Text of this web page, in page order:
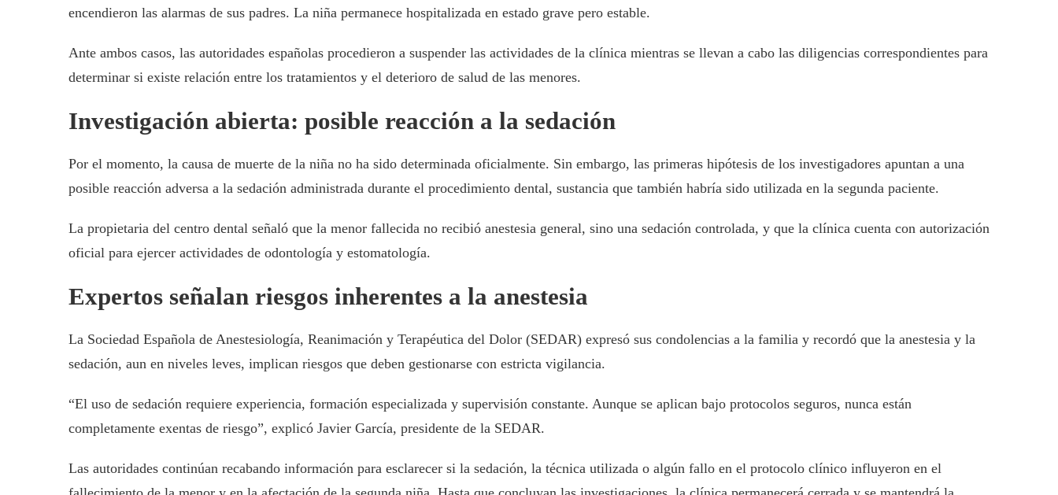
encendieron las alarmas de sus padres. La niña permanece hospitalizada en estado grave pero estable.
Ante ambos casos, las autoridades españolas procedieron a suspender las actividades de la clínica mientras se llevan a cabo las diligencias correspondientes para
determinar si existe relación entre los tratamientos y el deterioro de salud de las menores.
Investigación abierta: posible reacción a la sedación
Por el momento, la causa de muerte de la niña no ha sido determinada oficialmente. Sin embargo, las primeras hipótesis de los investigadores apuntan a una
posible reacción adversa a la sedación administrada durante el procedimiento dental, sustancia que también habría sido utilizada en la segunda paciente.
La propietaria del centro dental señaló que la menor fallecida no recibió anestesia general, sino una sedación controlada, y que la clínica cuenta con autorización
oficial para ejercer actividades de odontología y estomatología.
Expertos señalan riesgos inherentes a la anestesia
La Sociedad Española de Anestesiología, Reanimación y Terapéutica del Dolor (SEDAR) expresó sus condolencias a la familia y recordó que la anestesia y la
sedación, aun en niveles leves, implican riesgos que deben gestionarse con estricta vigilancia.
“El uso de sedación requiere experiencia, formación especializada y supervisión constante. Aunque se aplican bajo protocolos seguros, nunca están
completamente exentas de riesgo”, explicó Javier García, presidente de la SEDAR.
Las autoridades continúan recabando información para esclarecer si la sedación, la técnica utilizada o algún fallo en el protocolo clínico influyeron en el